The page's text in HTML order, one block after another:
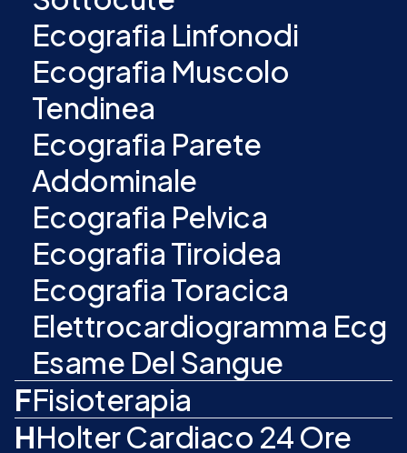
Ecografia Linfonodi
Ecografia Muscolo
Tendinea
Ecografia Parete
Addominale
Ecografia Pelvica
Ecografia Tiroidea
Ecografia Toracica
Elettrocardiogramma Ecg
Esame Del Sangue
FFisioterapia
HHolter Cardiaco 24 Ore